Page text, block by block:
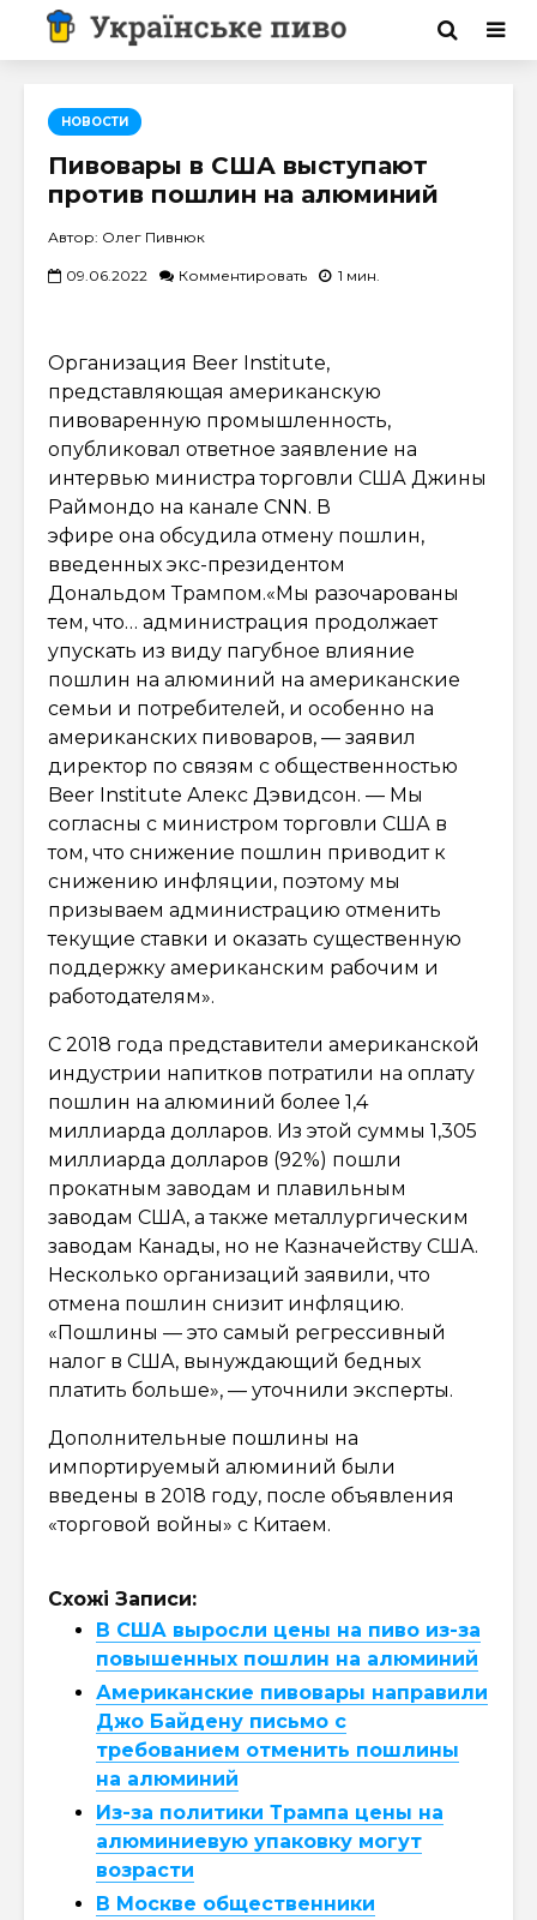
НОВОСТИ
Пивовары в США выступают
против пошлин на алюминий
Автор: Олег Пивнюк
09.06.2022 Комментировать 1 мин.
Организация Beer Institute,
представляющая американскую
пивоваренную промышленность,
опубликовал ответное заявление на
интервью министра торговли США Джины
Раймондо на канале CNN. В
эфире она обсудила отмену пошлин,
введенных экс-президентом
Дональдом Трампом.«Мы разочарованы
тем, что… администрация продолжает
упускать из виду пагубное влияние
пошлин на алюминий на американские
семьи и потребителей, и особенно на
американских пивоваров, — заявил
директор по связям с общественностью
Beer Institute Алекс Дэвидсон. — Мы
согласны с министром торговли США в
том, что снижение пошлин приводит к
снижению инфляции, поэтому мы
призываем администрацию отменить
текущие ставки и оказать существенную
поддержку американским рабочим и
работодателям».
С 2018 года представители американской
индустрии напитков потратили на оплату
пошлин на алюминий более 1,4
миллиарда долларов. Из этой суммы 1,305
миллиарда долларов (92%) пошли
прокатным заводам и плавильным
заводам США, а также металлургическим
заводам Канады, но не Казначейству США.
Несколько организаций заявили, что
отмена пошлин снизит инфляцию.
«Пошлины — это самый регрессивный
налог в США, вынуждающий бедных
платить больше», — уточнили эксперты.
Дополнительные пошлины на
импортируемый алюминий были
введены в 2018 году, после объявления
«торговой войны» с Китаем.
Схожі Записи:
В США выросли цены на пиво из-за
повышенных пошлин на алюминий
Американские пивовары направили
Джо Байдену письмо с
требованием отменить пошлины
на алюминий
Из-за политики Трампа цены на
алюминиевую упаковку могут
возрасти
В Москве общественники